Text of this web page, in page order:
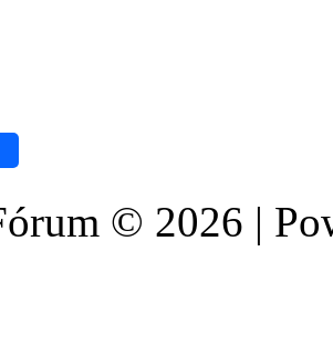
© 2026 |